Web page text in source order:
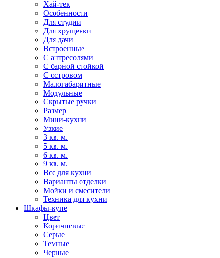
Хай-тек
Особенности
Для студии
Для хрущевки
Для дачи
Встроенные
С антресолями
С барной стойкой
С островом
Малогабаритные
Модульные
Скрытые ручки
Размер
Мини-кухни
Узкие
3 кв. м.
5 кв. м.
6 кв. м.
9 кв. м.
Все для кухни
Варианты отделки
Мойки и смесители
Техника для кухни
Шкафы-купе
Цвет
Коричневые
Серые
Темные
Черные